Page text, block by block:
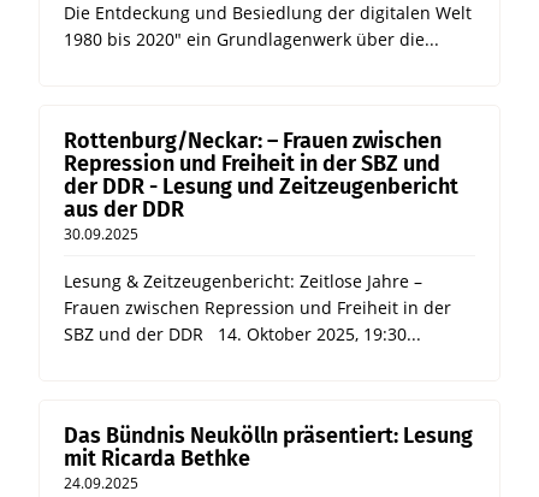
Die Entdeckung und Besiedlung der digitalen Welt
1980 bis 2020" ein Grundlagenwerk über die...
Rottenburg/Neckar: – Frauen zwischen
Repression und Freiheit in der SBZ und
der DDR - Lesung und Zeitzeugenbericht
aus der DDR
30.09.2025
Lesung & Zeitzeugenbericht: Zeitlose Jahre –
Frauen zwischen Repression und Freiheit in der
SBZ und der DDR 14. Oktober 2025, 19:30...
Das Bündnis Neukölln präsentiert: Lesung
mit Ricarda Bethke
24.09.2025